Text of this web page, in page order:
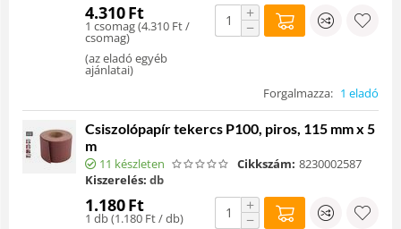
4.310Ft
1 csomag (4.310 Ft/
csomag)
(az eladó egyéb
ajánlatai)
+
−
Forgalmazza: 1 eladó
Csiszolópapír tekercs P100, piros, 115 mm x 5
m
11 készleten Cikkszám: 8230002587
Kiszerelés: db
1.180Ft
1 db (1.180 Ft/ db)
+
−